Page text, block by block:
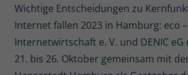
Wichtige Entscheidungen zu
Internet fallen 2023 in Hamburg: eco
Internetwirtschaft e. V. und DENIC
21. bis 26. Oktober gemeinsam mit
Laufzeit 30 Minuten
Zweck
Kurzlebige Cookies, die
vorübergehenden
Daten für den Besuch
werden.